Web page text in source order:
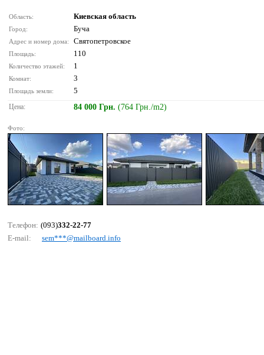
Область: Киевская область
Город: Буча
Адрес и номер дома: Святопетровское
Площадь: 110
Количество этажей: 1
Комнат: 3
Площадь земли: 5
Цена: 84 000 Грн. (764 Грн./m2)
Фото:
Телефон: (093)332-22-77
E-mail:
sеm***@mаilbоаrd.infо